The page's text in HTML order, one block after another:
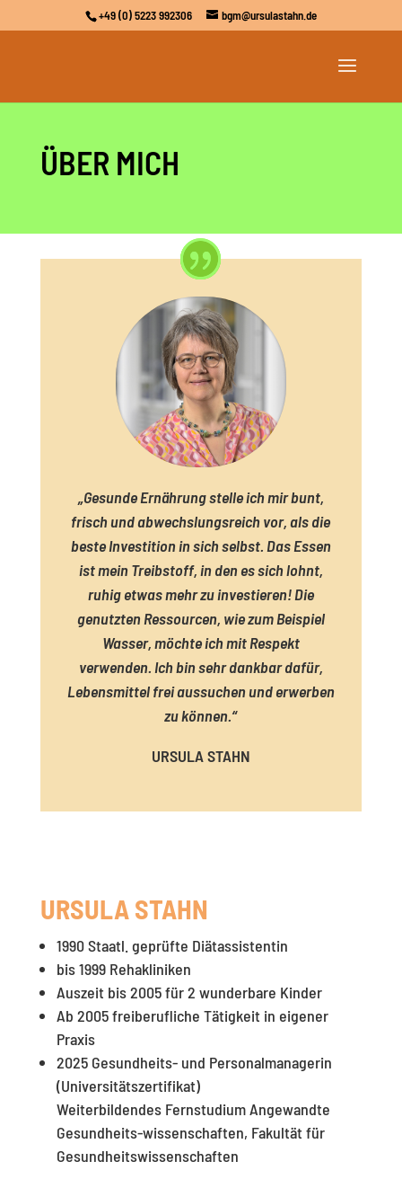
+49 (0) 5223 992306 bgm@ursulastahn.de
ÜBER MICH
„Gesunde Ernährung stelle ich mir bunt,
frisch und abwechslungsreich vor, als die
beste Investition in sich selbst. Das Essen
ist mein Treibstoff, in den es sich lohnt,
ruhig etwas mehr zu investieren! Die
genutzten Ressourcen, wie zum Beispiel
Wasser, möchte ich mit Respekt
verwenden. Ich bin sehr dankbar dafür,
Lebensmittel frei aussuchen und erwerben
zu können.“
URSULA STAHN
URSULA STAHN
1990 Staatl. geprüfte Diätassistentin
bis 1999 Rehakliniken
Auszeit bis 2005 für 2 wunderbare Kinder
Ab 2005 freiberufliche Tätigkeit in eigener
Praxis
2025 Gesundheits- und Personalmanagerin
(Universitätszertifikat)
Weiterbildendes Fernstudium Angewandte
Gesundheits-wissenschaften, Fakultät für
Gesundheitswissenschaften